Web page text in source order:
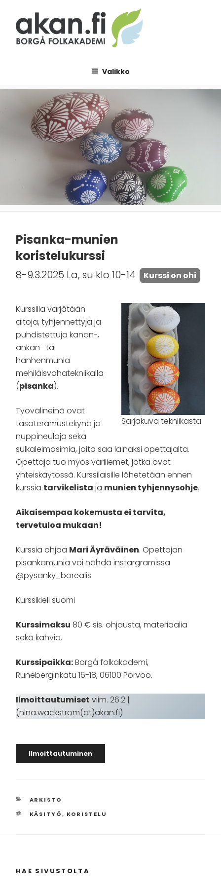
sisältöön
Valikko
Pisanka-munien
koristelukurssi
8-9.3.2025 La, su klo 10-14 Kurssi on ohi
Sarjakuva tekniikasta
Kurssilla värjätään
aitoja, tyhjennettyjä ja
puhdistettuja kanan-,
ankan- tai
hanhenmunia
mehiläisvahatekniikalla
(pisanka).
Työvälineinä ovat
tasaterämustekynä ja
nuppineuloja sekä
sulkaleimasimia, joita saa lainaksi opettajalta.
Opettaja tuo myös väriliemet, jotka ovat
yhteiskäytössä. Kurssilaisille lähetetään ennen
kurssia tarvikelista ja munien tyhjennysohje.
Aikaisempaa kokemusta ei tarvita,
tervetuloa mukaan!
Kurssia ohjaa Mari Äyräväinen. Opettajan
pisankamunia voi nähdä instargramissa
@pysanky_borealis
Kurssikieli suomi
Kurssimaksu 80 € sis. ohjausta, materiaalia
sekä kahvia.
Kurssipaikka:Borgå folkakademi,
Runeberginkatu 16-18, 06100 Porvoo.
Ilmoittautumiset viim. 26.2 |
(nina.wackstrom(at)akan.fi)
Ilmoittautuminen
KATEGORIAT
ARKISTO
AVAINSANAT
KÄSITYÖ, KORISTELU
HAE SIVUSTOLTA